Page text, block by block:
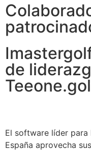
de
El software líder
España aprovecha